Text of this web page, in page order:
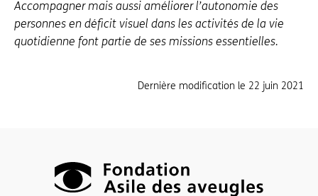
Accompagner mais aussi améliorer l’autonomie des
personnes en déficit visuel dans les activités de la vie
quotidienne font partie de ses missions essentielles.
Dernière modification le 22 juin 2021